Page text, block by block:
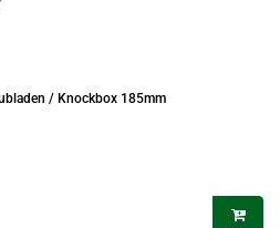
/ Knockbox 185mm